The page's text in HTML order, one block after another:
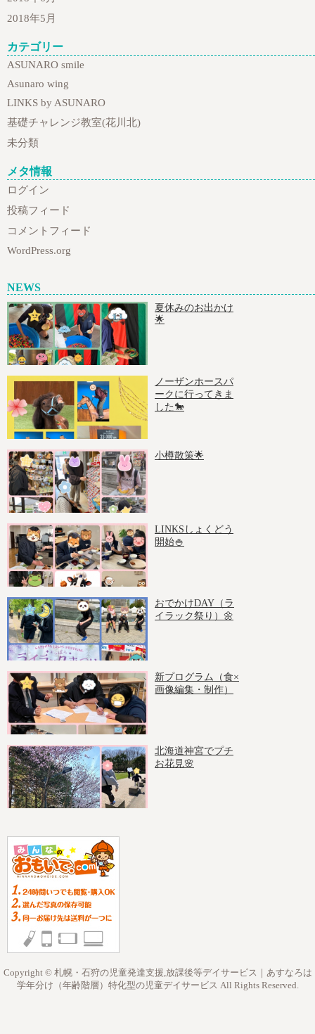
2018年5月
カテゴリー
ASUNARO smile
Asunaro wing
LINKS by ASUNARO
基礎チャレンジ教室(花川北)
未分類
メタ情報
ログイン
投稿フィード
コメントフィード
WordPress.org
NEWS
夏休みのお出かけ
🌟
ノーザンホースパ
ークに行ってきま
した🐎
小樽散策🌟
LINKSしょくどう
開始🍚
おでかけDAY（ラ
イラック祭り）🌼
新プログラム（食×
画像編集・制作）
北海道神宮でプチ
お花見🌸
Copyright © 札幌・石狩の児童発達支援,放課後等デイサービス｜あすなろは
学年分け（年齢階層）特化型の児童デイサービス All Rights Reserved.